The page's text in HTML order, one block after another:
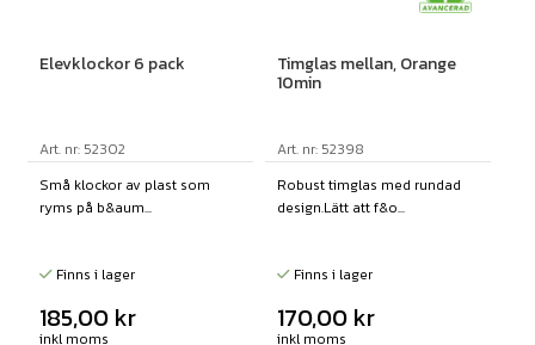
Elevklockor 6 pack
Art. nr: 52302
Små klockor av plast som
ryms på b&aum...
Finns i lager
185,00 kr
inkl moms
Timglas mellan, Orange
10min
Art. nr: 52398
Robust timglas med rundad
design.Lätt att f&o...
Finns i lager
170,00 kr
inkl moms